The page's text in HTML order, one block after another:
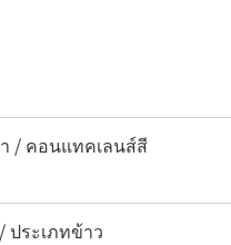
/ คอนแทคเลนส์สี
ประเภทข้าว